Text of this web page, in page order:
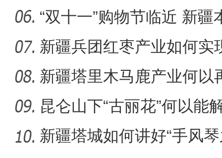
乡村
“双十一”购物节临近 新疆
圈”？
新疆兵团红枣产业如何实
新疆塔里木马鹿产业何以
昆仑山下“古丽花”何以能
新疆塔城如何讲好“手风